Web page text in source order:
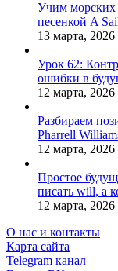
Учим морских
песенкой A
13 марта, 2026
Урок 62:
ошибки в
12 марта, 2026
Разбираем
Pharrell
12 марта, 2026
Простое
писать will, а
12 марта, 2026
О нас и контакты
Карта сайта
Telegram канал